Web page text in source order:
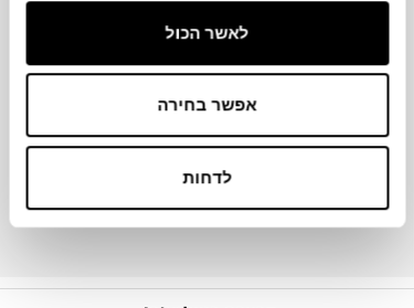
לאשר הכול
אפשר בחירה
לדחות